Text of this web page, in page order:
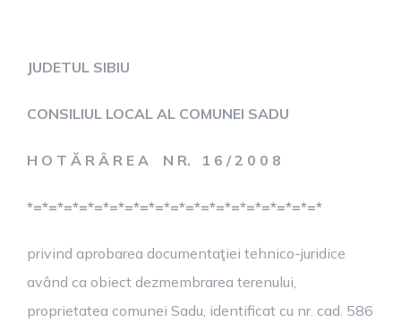
JUDETUL SIBIU
CONSILIUL LOCAL AL COMUNEI SADU
H O T Ă R Â R E A N R. 1 6 / 2 0 0 8
*=*=*=*=*=*=*=*=*=*=*=*=*=*=*=*=*=*=*=*
privind aprobarea documentaţiei tehnico-juridice
având ca obiect dezmembrarea terenului,
proprietatea comunei Sadu, identificat cu nr. cad. 586